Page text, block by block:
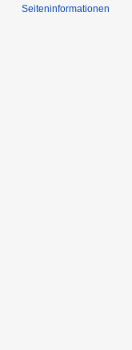
Seiten­­informationen